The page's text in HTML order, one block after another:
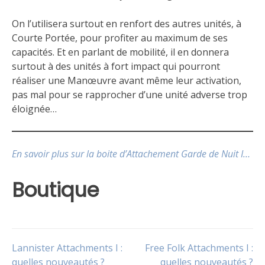
On l’utilisera surtout en renfort des autres unités, à
Courte Portée, pour profiter au maximum de ses
capacités. Et en parlant de mobilité, il en donnera
surtout à des unités à fort impact qui pourront
réaliser une Manœuvre avant même leur activation,
pas mal pour se rapprocher d’une unité adverse trop
éloignée…
En savoir plus sur la boite d’Attachement Garde de Nuit I…
Boutique
Le
jeu
Garde
de
Navigation
Lannister Attachments I :
quelles nouveautés ?
Free Folk Attachments I :
quelles nouveautés ?